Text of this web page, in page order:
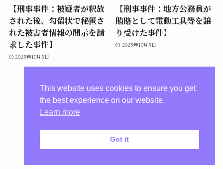
【刑事事件：被疑者が釈放
された後、勾留状で秘匿さ
れた被害者情報の開示を請
求した事件】
2025年10月5日
【刑事事件：地方公務員が
賄賂として電動工具等を譲
り受けた事件】
2025年10月5日
プライバシーポリシー
This website uses cookies to ensure you get
the best experience on our website.
Learn more
Got it